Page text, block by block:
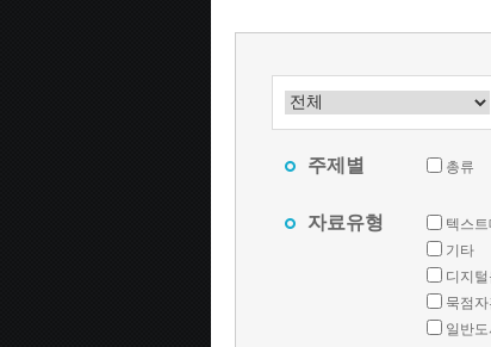
주제별 총류
자료유형 텍스
기타
디지
묵점
일반도